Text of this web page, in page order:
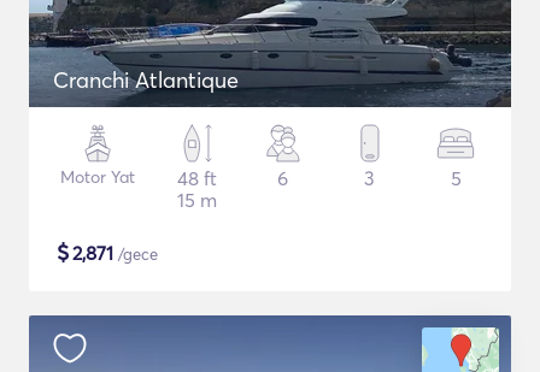
Cranchi Atlantique
Motor Yat
48 ft
15 m
6 3 5
$2,871 /gece